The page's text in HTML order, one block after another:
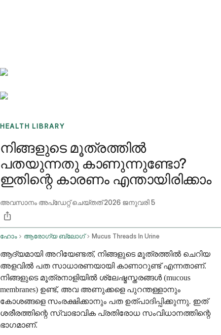
HEALTH LIBRARY
നിങ്ങളുടെ മൂത്രത്തിൽ
പതയുന്നതു കാണുന്നുണ്ടോ?
ഇതിന്റെ കാരണം എന്തായിരിക്കാം
അവസാനം അപ്ഡേറ്റ് ചെയ്തത്2026 ജനുവരി 5
ഹോം ആരോഗ്യ ബ്ലോഗ് Mucus Threads In Urine
ആദ്യമായി അറിയേണ്ടത്, നിങ്ങളുടെ മൂത്രത്തിൽ ചെറിയ
അളവിൽ പത സാധാരണയായി കാണാറുണ്ട് എന്നതാണ്.
നിങ്ങളുടെ മൂത്രനാളിയിൽ ശ്ലേഷ്മസ്തരങ്ങൾ (mucous
membranes) ഉണ്ട്, അവ അണുക്കളെ പുറന്തള്ളാനും
കോശങ്ങളെ സംരക്ഷിക്കാനും പത ഉത്പാദിപ്പിക്കുന്നു. ഇത്
ശരീരത്തിന്റെ സ്വാഭാവിക പ്രതിരോധ സംവിധാനത്തിന്റെ
ഭാഗമാണ്.